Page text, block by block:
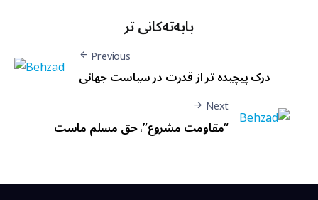
بابەتەکانی تر
Previous
درک پیچیده تر از قدرت در سیاست جهانی
Next
“مقاومت مشروع”، حق مسلم ماست